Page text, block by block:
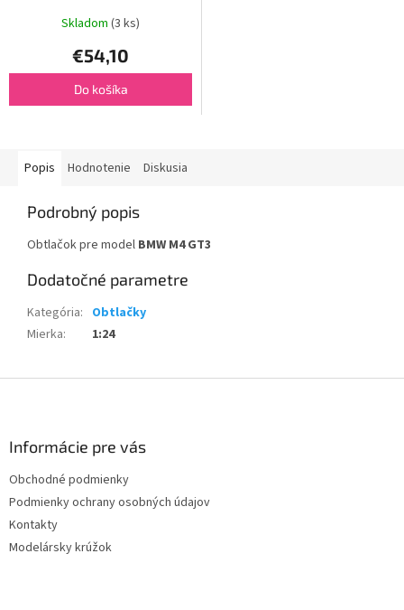
Skladom (3 ks)
€54,10
Do košíka
Popis Hodnotenie Diskusia
Podrobný popis
Obtlačok pre model BMW M4 GT3
Dodatočné parametre
Kategória: Obtlačky
Mierka: 1:24
Informácie pre vás
Obchodné podmienky
Podmienky ochrany osobných údajov
Kontakty
Modelársky krúžok